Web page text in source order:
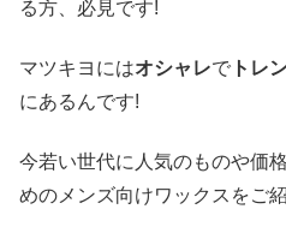
る方、必見です!
マツキヨにはオシャレで トレ
にあるんです!
今若い世代に人気のものや価
めのメンズ向けワックスをご